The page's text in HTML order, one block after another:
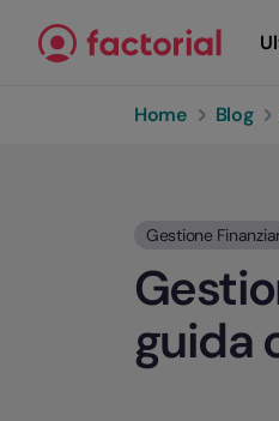
Home Blog
Gestione
guida